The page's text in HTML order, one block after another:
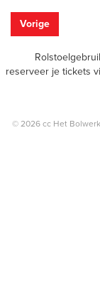
Vorige
reserveer je tickets
© 2026 cc Het